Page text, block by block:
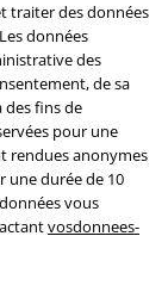
traiter des données
données
des
de sa
des fins de
pour une
rendues anonymes
une durée de 10
vous
vosdonnees-